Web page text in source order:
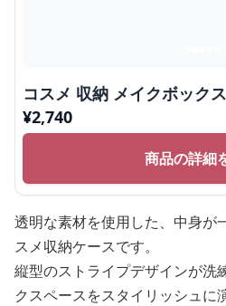
コスメ 収納 メイクボック
¥2,740
商品の詳細
透明な素材を使用した、中身が
スメ収納ケースです。
縦型のストライプデザインが洗
クスペースをスタイリッシュに